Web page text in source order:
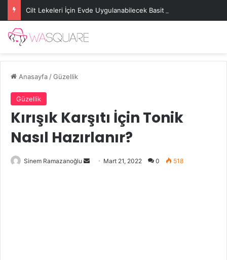
Cilt Lekeleri İçin Evde Uygulanabilecek Basit Maskeler
Anasayfa/Güzellik
Güzellik
Kırışık Karşıtı İçin Tonik
Nasıl Hazırlanır?
Sinem Ramazanoğlu
Bir
Mart 21, 2022 0 518